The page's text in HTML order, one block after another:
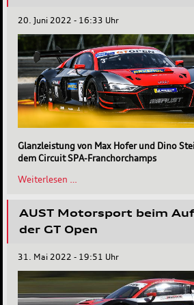
Lausitzring
20. Juni 2022 - 16:33 Uhr
Glanzleistung von Max Hofer und Dino
dem Circuit SPA-Franchorchamps
Weiterlesen …
SPA-
Franchorchamps
AUST Motorsport beim
der GT Open
31. Mai 2022 - 19:51 Uhr